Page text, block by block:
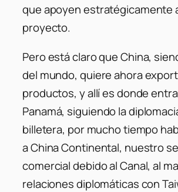
que apoyen estratégicamente
proyecto.
Pero está claro que China,
del mundo, quiere ahora
productos, y allí es donde
Panamá, siguiendo la
billetera, por mucho tiempo
a China Continental, nuestro
comercial debido al Canal, al
relaciones diplomáticas con